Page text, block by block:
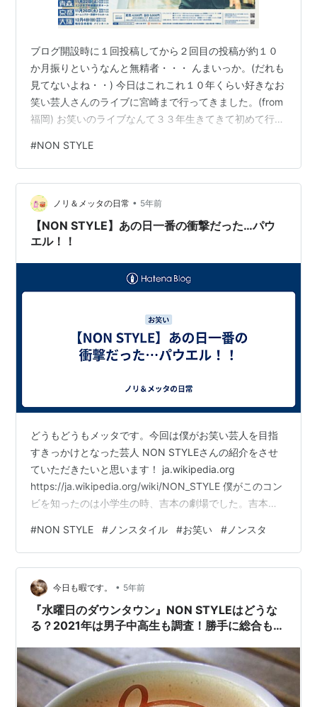
ブログ開設時に１回投稿してから２回目の投稿が約１０
か月振りというなんと無精者・・・ んまいっか。(だれも
見てないよね・・) 今日はこれこれ１０年くらい好きなお
笑い芸人さんのライブに宮崎まで行ってきました。(from
福岡) お笑いのライブなんて３３年生きてきて初めて行っ
ん井上さんに鳥肌立ちまくり‼‼‼(よっ鳥肌製造機ｗ) 常に
YouTubeで見てるから生のライブは圧巻でした！！ しか
も人生初のお笑いのライブで人生初の出待ちまでし
て・・ 終始井上さんの笑顔は素晴らしかったです。 また
ライブがあるときは行けたらいいな～ とても楽しい一日
でし…
#NON STYLE
ノリ＆メッタの日常 • 5年前
【NON STYLE】あの日一番の衝撃だった…パウ
エル！！
どうもどうもメッタです。今回は僕がお笑い芸人を目指
すきっかけとなった芸人 NON STYLEさんの紹介をさせ
ていただきたいと思います！ ja.wikipedia.org
https://ja.wikipedia.org/wiki/NON_STYLE 僕がこのコン
ビを知ったのは小学生の時、吉本の劇場でした。吉本新
笑いを取っていたのがこのコンビだと思います。 その時
のネタは忘れもしない 野球 というネタでした。
www.youtube.com こちらです。パウエルがたくさん出
現するネタです。僕は初めて好きな芸人さんというもの
が出来た気がします。その…
#NON STYLE # ノンスタイル #お笑い # ノンスタ
今日も暇です。 • 5年前
『水曜日のダウンタウン』NON STYLEはどうな
る？2021年は男子中高生も調査！勝手に総合もま